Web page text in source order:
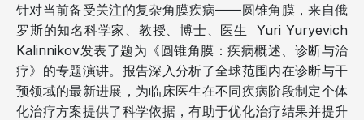
针对当前备受关注的复杂角膜疾病——圆锥角膜，来自俄
罗斯的知名科学家、教授、博士、医生 Yuri Yuryevich
Kalinnikov发表了题为《圆锥角膜：疾病概述、诊断与治
疗》的专题演讲。报告深入分析了全球范围内在诊断与干
预领域的最新进展，为临床医生在不同疾病阶段制定个体
化治疗方案提供了科学依据，有助于优化治疗结果并提升